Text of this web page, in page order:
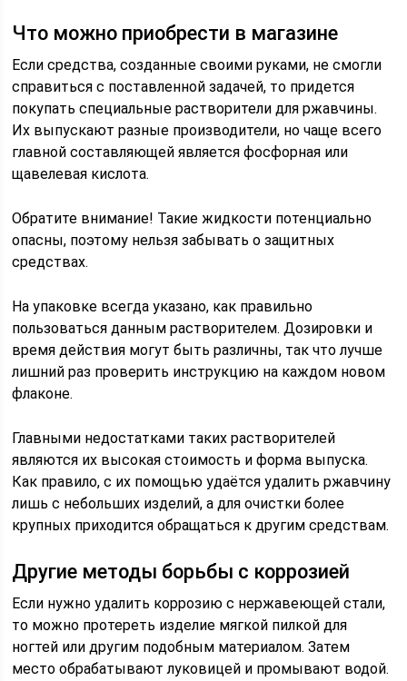
Что можно приобрести в магазине
Если средства, созданные своими руками, не смогли
справиться с поставленной задачей, то придется
покупать специальные растворители для ржавчины.
Их выпускают разные производители, но чаще всего
главной составляющей является фосфорная или
щавелевая кислота.
Обратите внимание! Такие жидкости потенциально
опасны, поэтому нельзя забывать о защитных
средствах.
На упаковке всегда указано, как правильно
пользоваться данным растворителем. Дозировки и
время действия могут быть различны, так что лучше
лишний раз проверить инструкцию на каждом новом
флаконе.
Главными недостатками таких растворителей
являются их высокая стоимость и форма выпуска.
Как правило, с их помощью удаётся удалить ржавчину
лишь с небольших изделий, а для очистки более
крупных приходится обращаться к другим средствам.
Другие методы борьбы с коррозией
Если нужно удалить коррозию с нержавеющей стали,
то можно протереть изделие мягкой пилкой для
ногтей или другим подобным материалом. Затем
место обрабатывают луковицей и промывают водой.